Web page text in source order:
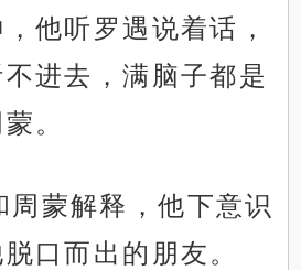
他听罗遇说着话，
进去，满脑子都是
。
周蒙解释，他下意识
口而出的朋友。